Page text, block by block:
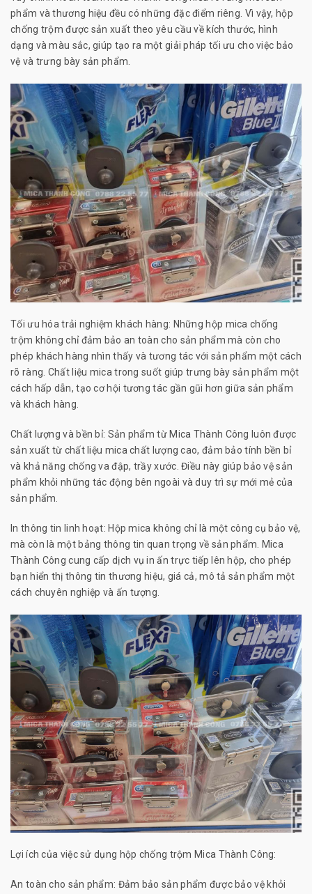
phẩm và thương hiệu đều có những đặc điểm riêng. Vì vậy, hộp
chống trộm được sản xuất theo yêu cầu về kích thước, hình
dạng và màu sắc, giúp tạo ra một giải pháp tối ưu cho việc bảo
vệ và trưng bày sản phẩm.
Tối ưu hóa trải nghiệm khách hàng: Những hộp mica chống
trộm không chỉ đảm bảo an toàn cho sản phẩm mà còn cho
phép khách hàng nhìn thấy và tương tác với sản phẩm một cách
rõ ràng. Chất liệu mica trong suốt giúp trưng bày sản phẩm một
cách hấp dẫn, tạo cơ hội tương tác gần gũi hơn giữa sản phẩm
và khách hàng.
Chất lượng và bền bỉ: Sản phẩm từ Mica Thành Công luôn được
sản xuất từ chất liệu mica chất lượng cao, đảm bảo tính bền bỉ
và khả năng chống va đập, trầy xước. Điều này giúp bảo vệ sản
phẩm khỏi những tác động bên ngoài và duy trì sự mới mẻ của
sản phẩm.
In thông tin linh hoạt: Hộp mica không chỉ là một công cụ bảo vệ,
mà còn là một bảng thông tin quan trọng về sản phẩm. Mica
Thành Công cung cấp dịch vụ in ấn trực tiếp lên hộp, cho phép
bạn hiển thị thông tin thương hiệu, giá cả, mô tả sản phẩm một
cách chuyên nghiệp và ấn tượng.
Lợi ích của việc sử dụng hộp chống trộm Mica Thành Công:
An toàn cho sản phẩm: Đảm bảo sản phẩm được bảo vệ khỏi